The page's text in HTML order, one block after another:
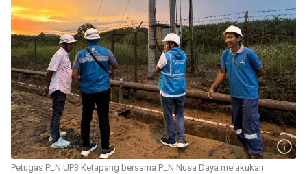
Petugas PLN UP3 Ketapang bersama PLN Nusa Daya melakukan